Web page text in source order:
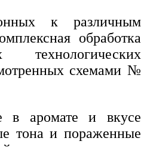
к различным
обработка
схемами №
в аромате и вкусе
тона и пораженные